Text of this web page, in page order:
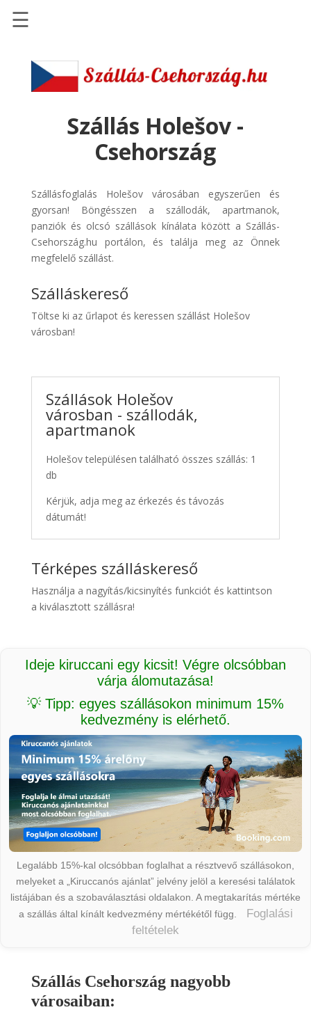
Szállások
Szállásinfo.eu
pénzvisszatérítéssel
Discover
Cars
Transzfer
Kiwi
Taxi
☰
Szállás Holešov -
Csehország
Szállásfoglalás Holešov városában egyszerűen és
gyorsan! Böngésszen a szállodák, apartmanok,
panziók és olcsó szállások kínálata között a Szállás-
Csehország.hu portálon, és találja meg az Önnek
megfelelő szállást.
Szálláskereső
Töltse ki az űrlapot és keressen szállást Holešov
városban!
Szállások Holešov
városban - szállodák,
apartmanok
Holešov településen található összes szállás: 1
db
Kérjük, adja meg az érkezés és távozás
dátumát!
Térképes szálláskereső
Használja a nagyítás/kicsinyítés funkciót és kattintson
a kiválasztott szállásra!
Ideje kiruccani egy kicsit! Végre olcsóbban
várja álomutazása!
💡 Tipp: egyes szállásokon minimum 15%
kedvezmény is elérhető.
Legalább 15%-kal olcsóbban foglalhat a résztvevő szállásokon,
melyeket a „Kiruccanós ajánlat” jelvény jelöl a keresési találatok
listájában és a szobaválasztási oldalakon. A megtakarítás mértéke
a szállás által kínált kedvezmény mértékétől függ.
Foglalási
feltételek
Szállás Csehország nagyobb
városaiban: